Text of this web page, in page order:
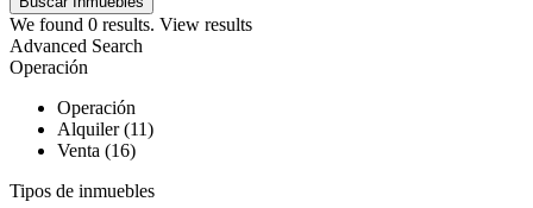
We found 0 results. View results
Advanced Search
Operación
Operación
Alquiler (11)
Venta (16)
Tipos de inmuebles